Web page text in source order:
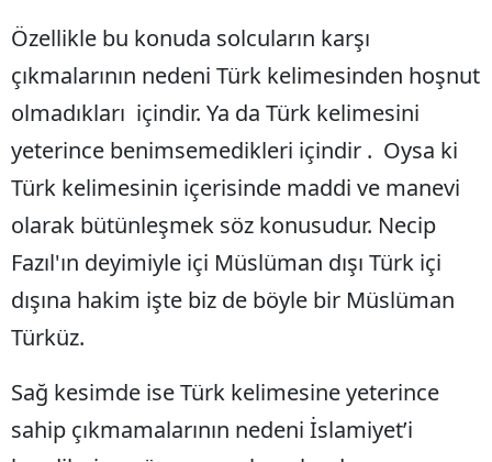
Yalova
Karabük
Osmaniye
Düzce
Özellikle bu konuda solcuların karşı
çıkmalarının nedeni Türk kelimesinden hoşnut
olmadıkları içindir. Ya da Türk kelimesini
yeterince benimsemedikleri içindir . Oysa ki
Türk kelimesinin içerisinde maddi ve manevi
olarak bütünleşmek söz konusudur. Necip
Fazıl'ın deyimiyle içi Müslüman dışı Türk içi
dışına hakim işte biz de böyle bir Müslüman
Türküz.
Sağ kesimde ise Türk kelimesine yeterince
sahip çıkmamalarının nedeni İslamiyet’i